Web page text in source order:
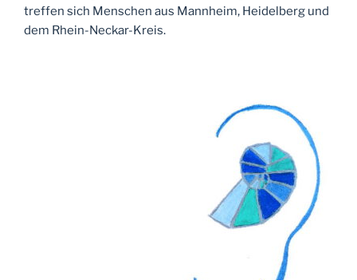
treffen sich Menschen aus Mannheim, Heidelberg und
dem Rhein-Neckar-Kreis.